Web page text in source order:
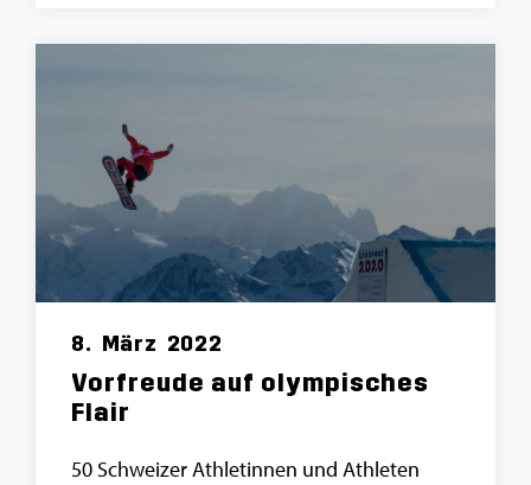
8. März 2022
Vorfreude auf olympisches
Flair
50 Schweizer Athletinnen und Athleten